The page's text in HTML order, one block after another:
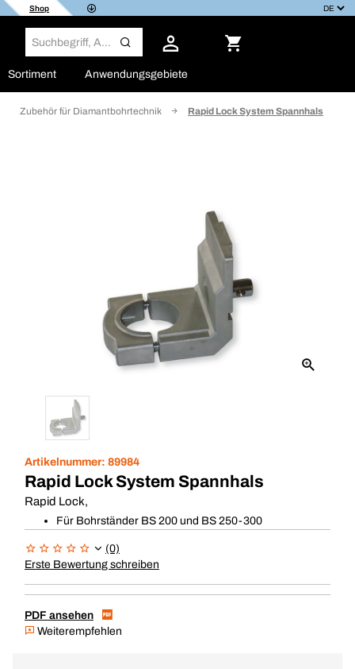
Shop
Sortiment Anwendungsgebiete
Zubehör für Diamantbohrtechnik Rapid Lock System Spannhals
Artikelnummer: 89984
Rapid Lock System Spannhals
Rapid Lock,
Für Bohrständer BS 200 und BS 250-300
(0)
Erste Bewertung schreiben
PDF ansehen
Weiterempfehlen